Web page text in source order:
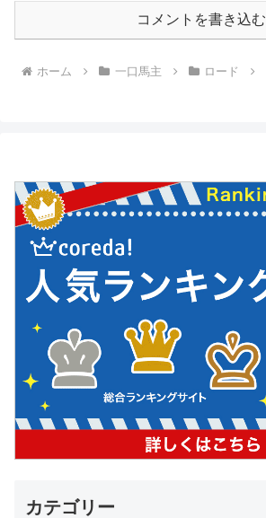
コメントを書き込む
ホーム 一口馬主 ロード
カテゴリー